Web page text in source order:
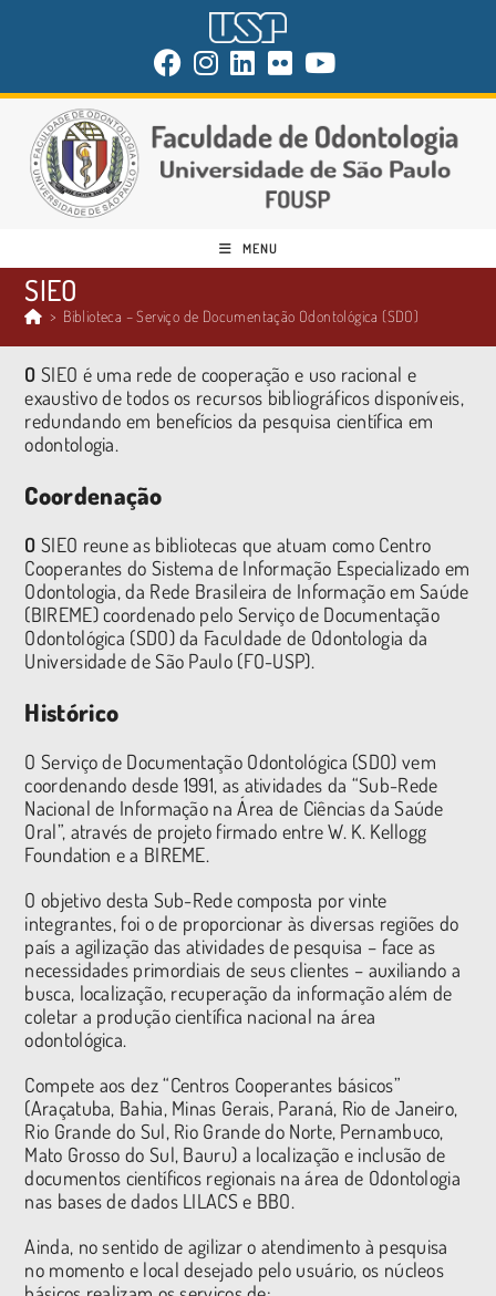
MENU
SIEO
> Biblioteca – Serviço de Documentação Odontológica (SDO)
O SIEO é uma rede de cooperação e uso racional e
exaustivo de todos os recursos bibliográficos disponíveis,
redundando em benefícios da pesquisa científica em
odontologia.
Coordenação
O SIEO reune as bibliotecas que atuam como Centro
Cooperantes do Sistema de Informação Especializado em
Odontologia, da Rede Brasileira de Informação em Saúde
(BIREME) coordenado pelo Serviço de Documentação
Odontológica (SDO) da Faculdade de Odontologia da
Universidade de São Paulo (FO-USP).
Histórico
O Serviço de Documentação Odontológica (SDO) vem
coordenando desde 1991, as atividades da “Sub-Rede
Nacional de Informação na Área de Ciências da Saúde
Oral”, através de projeto firmado entre W. K. Kellogg
Foundation e a BIREME.
O objetivo desta Sub-Rede composta por vinte
integrantes, foi o de proporcionar às diversas regiões do
país a agilização das atividades de pesquisa – face as
necessidades primordiais de seus clientes – auxiliando a
busca, localização, recuperação da informação além de
coletar a produção científica nacional na área
odontológica.
Compete aos dez “Centros Cooperantes básicos”
(Araçatuba, Bahia, Minas Gerais, Paraná, Rio de Janeiro,
Rio Grande do Sul, Rio Grande do Norte, Pernambuco,
Mato Grosso do Sul, Bauru) a localização e inclusão de
documentos científicos regionais na área de Odontologia
nas bases de dados LILACS e BBO.
Ainda, no sentido de agilizar o atendimento à pesquisa
no momento e local desejado pelo usuário, os núcleos